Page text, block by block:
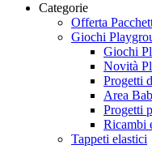
Categorie
Offerta
Giochi
Giochi
Novità
Progetti
Area
Progetti
Ricambi
Tappeti elastici